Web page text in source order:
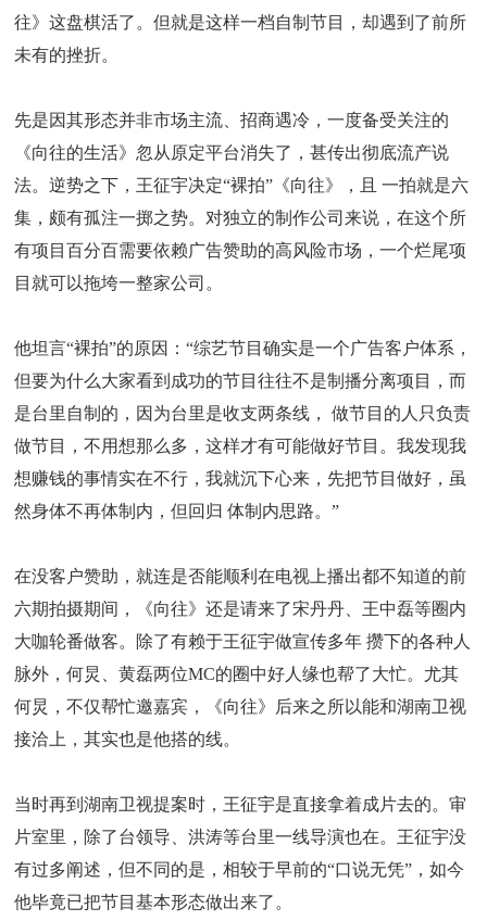
往》这盘棋活了。但就是这样一档自制节目，却遇到了前所
未有的挫折。
先是因其形态并非市场主流、招商遇冷，一度备受关注的
《向往的生活》忽从原定平台消失了，甚传出彻底流产说
法。逆势之下，王征宇决定“裸拍”《向往》，且 一拍就是六
集，颇有孤注一掷之势。对独立的制作公司来说，在这个所
有项目百分百需要依赖广告赞助的高风险市场，一个烂尾项
目就可以拖垮一整家公司。
他坦言“裸拍”的原因：“综艺节目确实是一个广告客户体系，
但要为什么大家看到成功的节目往往不是制播分离项目，而
是台里自制的，因为台里是收支两条线， 做节目的人只负责
做节目，不用想那么多，这样才有可能做好节目。我发现我
想赚钱的事情实在不行，我就沉下心来，先把节目做好，虽
然身体不再体制内，但回归 体制内思路。”
在没客户赞助，就连是否能顺利在电视上播出都不知道的前
六期拍摄期间，《向往》还是请来了宋丹丹、王中磊等圈内
大咖轮番做客。除了有赖于王征宇做宣传多年 攒下的各种人
脉外，何炅、黄磊两位MC的圈中好人缘也帮了大忙。尤其
何炅，不仅帮忙邀嘉宾，《向往》后来之所以能和湖南卫视
接洽上，其实也是他搭的线。
当时再到湖南卫视提案时，王征宇是直接拿着成片去的。审
片室里，除了台领导、洪涛等台里一线导演也在。王征宇没
有过多阐述，但不同的是，相较于早前的“口说无凭”，如今
他毕竟已把节目基本形态做出来了。